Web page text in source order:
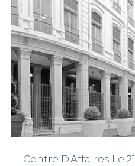
Centre D'Affaires Le 21